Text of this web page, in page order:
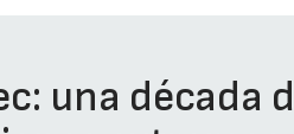
una década